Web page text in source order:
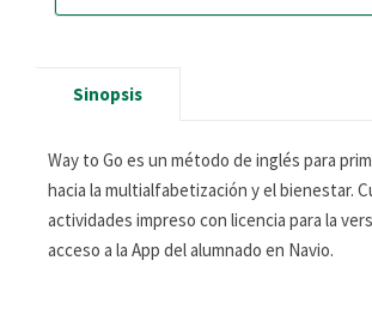
Sinopsis
Way to Go es un método de inglés para
hacia la multialfabetización y el bienestar.
actividades impreso con licencia para la
acceso a la App del alumnado en Navio.